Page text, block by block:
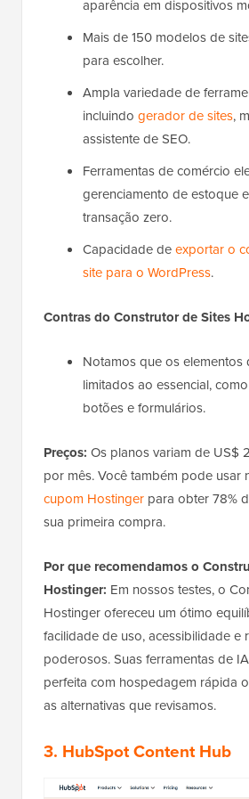
aparência em dispositivos
Mais de 150 modelos de
para escolher.
Ampla variedade de
incluindo gerador de sites,
assistente de SEO.
Ferramentas de comércio
gerenciamento de estoque
transação zero.
Capacidade deexportar o
site para o WordPress.
Contras do Construtor de Sites
Notamos que os elementos
limitados ao essencial,
botões e formulários.
Preços: Os planos variam de US$
por mês. Você também pode usar
cupom Hostinger para obter 78%
sua primeira compra.
Por que recomendamos o
Hostinger: Em nossos testes, o
Hostinger ofereceu um ótimo
facilidade de uso, acessibilidade e
poderosos. Suas ferramentas de
perfeita com hospedagem rápida
as alternativas que revisamos.
3. HubSpot Content Hub